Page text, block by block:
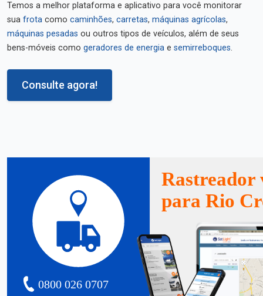
Temos a melhor plataforma e aplicativo para você monitorar
sua frota como caminhões, carretas, máquinas agrícolas,
máquinas pesadas ou outros tipos de veículos, além de seus
bens-móveis como geradores de energia e semirreboques.
Consulte agora!
0800 026 0707
Rastreador
para Rio